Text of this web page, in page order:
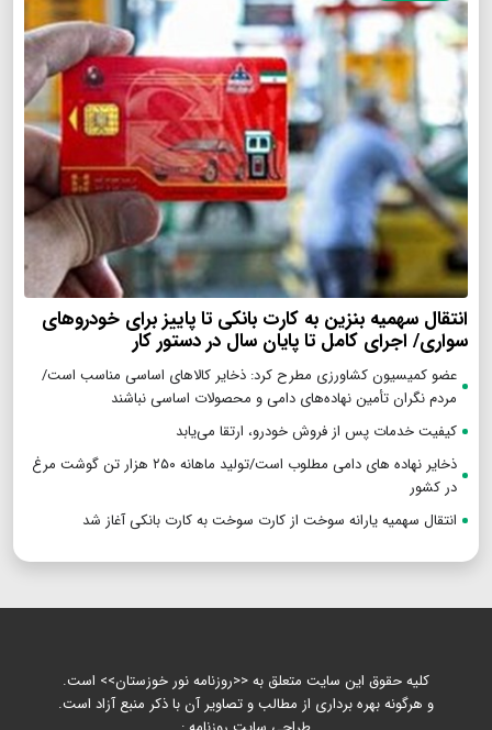
انتقال سهمیه بنزین به کارت بانکی تا پاییز برای خودروهای
سواری/ اجرای کامل تا پایان سال در دستور کار
عضو کمیسیون کشاورزی مطرح کرد: ذخایر کالاهای اساسی مناسب است/
مردم نگران تأمین نهاده‌های دامی و محصولات اساسی نباشند
کیفیت خدمات پس از فروش خودرو، ارتقا می‌یابد
ذخایر نهاده های دامی مطلوب است/تولید ماهانه ۲۵۰ هزار تن گوشت مرغ
در کشور
انتقال سهمیه یارانه سوخت از کارت سوخت به کارت بانکی آغاز شد
کلیه حقوق این سایت متعلق به <<روزنامه نور خوزستان>> است.
و هرگونه بهره برداری از مطالب و تصاویر آن با ذکر منبع آزاد است.